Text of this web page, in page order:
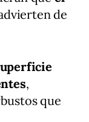
de
,
que